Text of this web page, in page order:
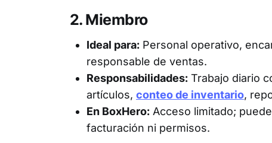
2. Miembro
Ideal para: Personal operativo,
responsable de ventas.
Responsabilidades: Trabajo diario
artículos, conteo de inventario,
En BoxHero: Acceso limitado;
facturación ni permisos.